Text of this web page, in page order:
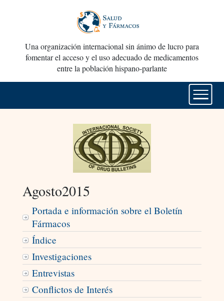
Una organización internacional sin ánimo de lucro para
fomentar el acceso y el uso adecuado de medicamentos
entre la población hispano-parlante
Agosto2015
Portada e información sobre el Boletín
Fármacos
Índice
Investigaciones
Entrevistas
Conflictos de Interés